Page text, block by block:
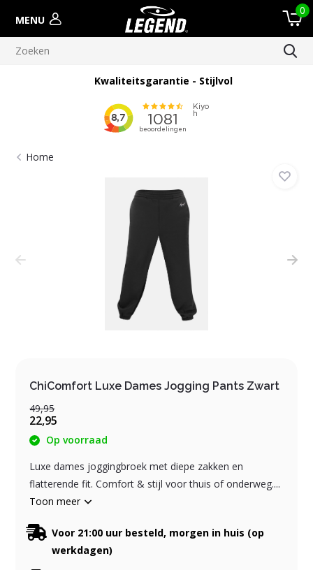
MENU
0
Kwaliteitsgarantie - Stijlvol
Home
ChiComfort Luxe Dames Jogging Pants Zwart
49,95
22,95
Op voorraad
Luxe dames joggingbroek met diepe zakken en
flatterende fit. Comfort & stijl voor thuis of onderweg....
Toon meer
Voor 21:00 uur besteld, morgen in huis (op
werkdagen)